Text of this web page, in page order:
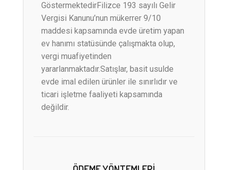
GöstermektedirFilizce 193 sayılı Gelir
Vergisi Kanunu’nun mükerrer 9/10
maddesi kapsamında evde üretim yapan
ev hanımı statüsünde çalışmakta olup,
vergi muafiyetinden
yararlanmaktadır.Satışlar, basit usulde
evde imal edilen ürünler ile sınırlıdır ve
ticari işletme faaliyeti kapsamında
değildir.